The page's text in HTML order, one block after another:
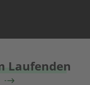
Laufenden